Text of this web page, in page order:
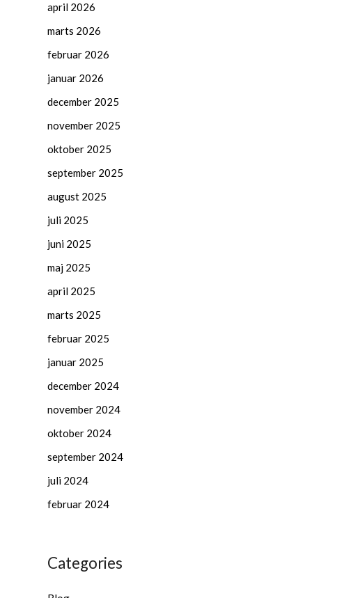
april 2026
marts 2026
februar 2026
januar 2026
december 2025
november 2025
oktober 2025
september 2025
august 2025
juli 2025
juni 2025
maj 2025
april 2025
marts 2025
februar 2025
januar 2025
december 2024
november 2024
oktober 2024
september 2024
juli 2024
februar 2024
Categories